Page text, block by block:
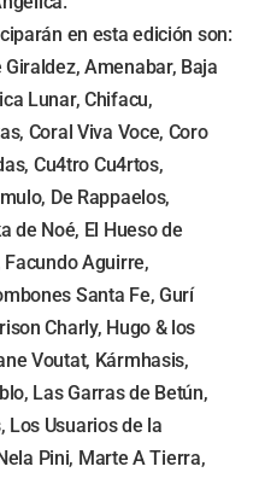
en esta edición son:
Amenabar, Baja
Lunar, Chifacu,
Coral Viva Voce, Coro
Cu4tro Cu4rtos,
De Rappaelos,
de Noé, El Hueso de
Aguirre,
Santa Fe, Gurí
Charly, Hugo & los
Voutat, Kármhasis,
Las Garras de Betún,
Los Usuarios de la
Pini, Marte A Tierra,